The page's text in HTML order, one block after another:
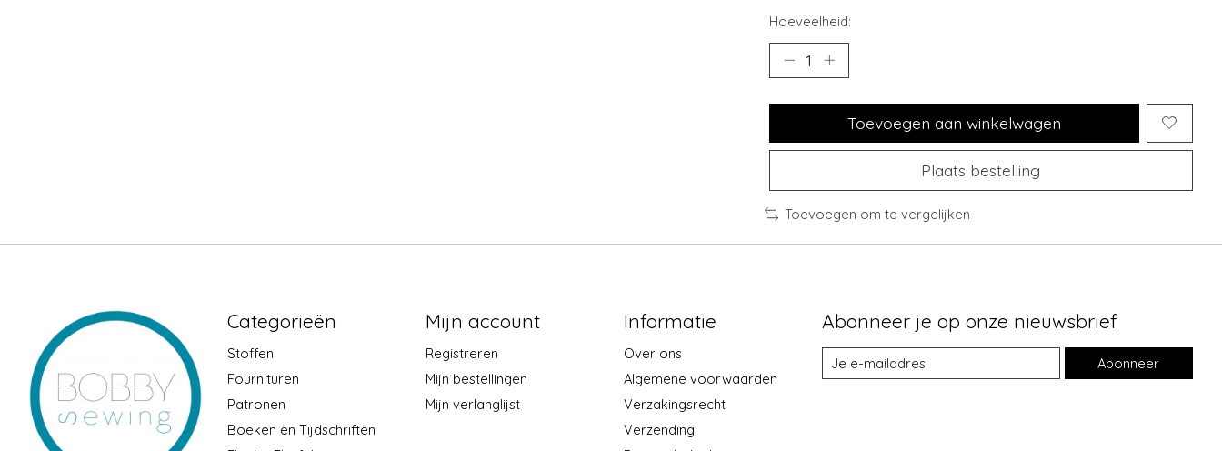
Hoeveelheid:
Toevoegen aan winkelwagen
Plaats bestelling
Toevoegen om te vergelijken
Categorieën
Stoffen
Fournituren
Patronen
Boeken en Tijdschriften
Mijn account
Registreren
Mijn bestellingen
Mijn verlanglijst
Informatie
Over ons
Algemene voorwaarden
Verzakingsrecht
Verzending
Abonneer je op onze nieuwsbrief
Abonneer